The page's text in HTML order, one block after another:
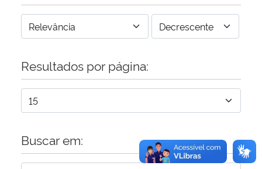
Gabinete de Segurança Institucional
Banco Central do Brasil
Planalto
Resultados por página:
Buscar em: